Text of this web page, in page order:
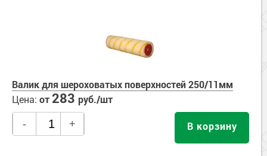
Валик для шероховатых поверхностей 250/11мм
Цена: от283 руб./шт
- + В корзину